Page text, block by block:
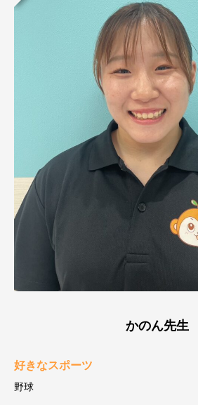
かのん先生
好きなスポーツ
野球